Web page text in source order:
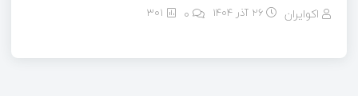
اکوایران 26 آذر 1404 301